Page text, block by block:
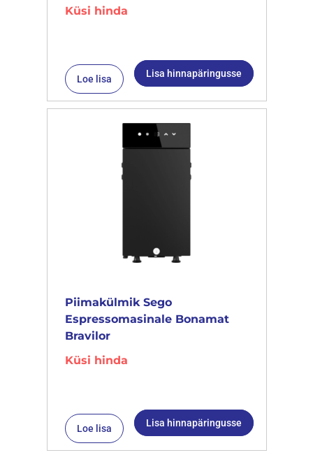
Küsi hinda
Loe lisa Lisa hinnapäringusse
Piimakülmik Sego
Espressomasinale Bonamat
Bravilor
Küsi hinda
Loe lisa Lisa hinnapäringusse